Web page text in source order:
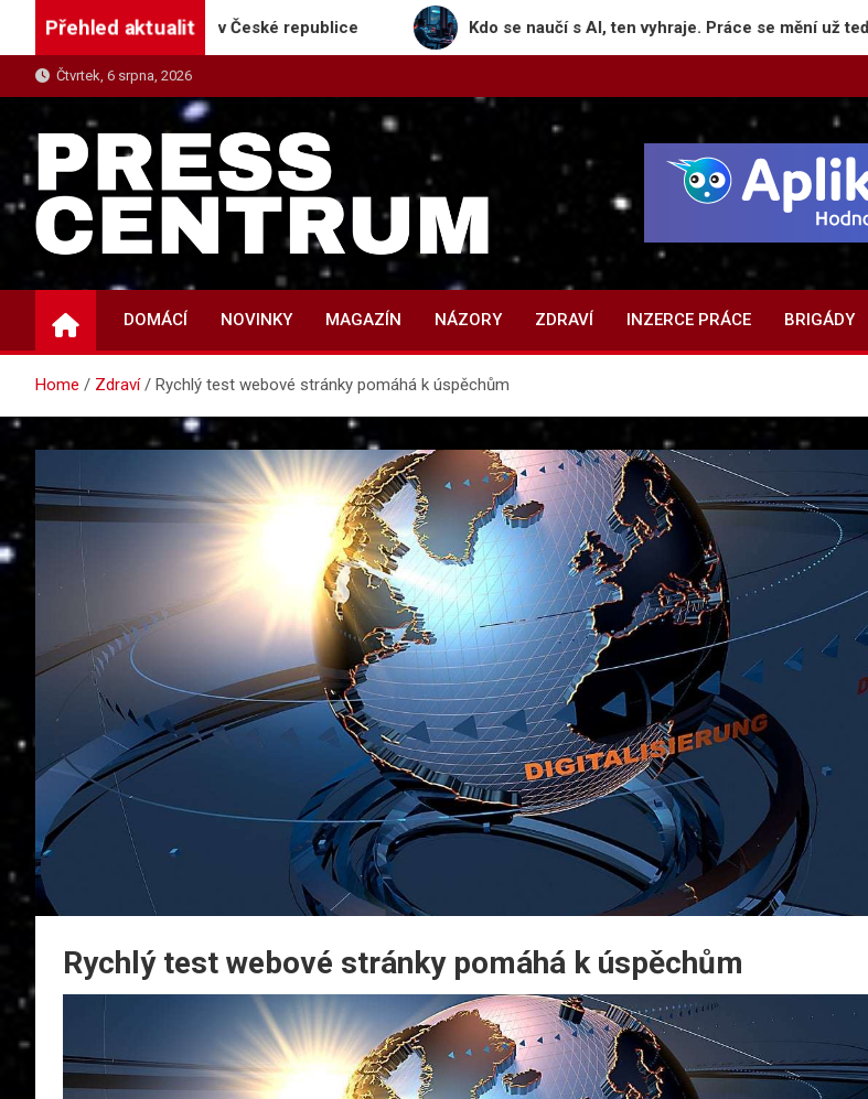
content
Přehled aktualit
receptů v České republice Kdo se naučí s AI, ten vyhraje. Práce se mění už teď
Čtvrtek, 6 srpna, 2026
PRESS-CENTRUM.CZ
Magazín informací a tiskových zpráv
DOMÁCÍ NOVINKY MAGAZÍN NÁZORY ZDRAVÍ INZERCE PRÁCE BRIGÁDY
Home Zdraví Rychlý test webové stránky pomáhá k úspěchům
Rychlý test webové stránky pomáhá k úspěchům